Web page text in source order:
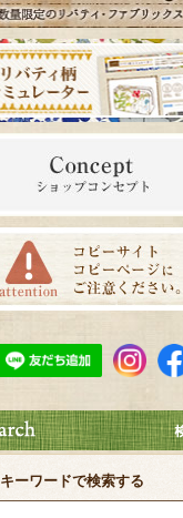
キーワードで検索する